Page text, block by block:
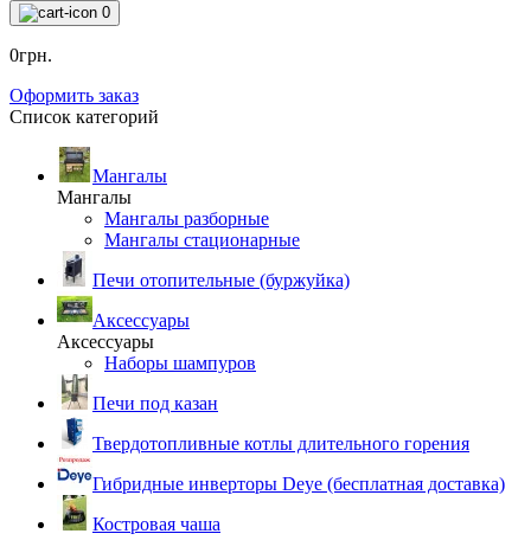
0
0грн.
Оформить заказ
Список категорий
Мангалы
Мангалы
Мангалы разборные
Мангалы стационарные
Печи отопительные (буржуйка)
Аксессуары
Аксессуары
Наборы шампуров
Печи под казан
Твердотопливные котлы длительного горения
Гибридные инверторы Deye (бесплатная доставка)
Костровая чаша